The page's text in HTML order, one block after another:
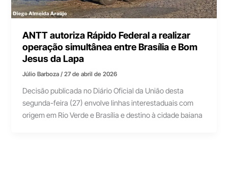
ANTT autoriza Rápido Federal a realizar
operação simultânea entre Brasília e Bom
Jesus da Lapa
Júlio Barboza/27 de abril de 2026
Decisão publicada no Diário Oficial da União desta
segunda-feira (27) envolve linhas interestaduais com
origem em Rio Verde e Brasília e destino à cidade baiana